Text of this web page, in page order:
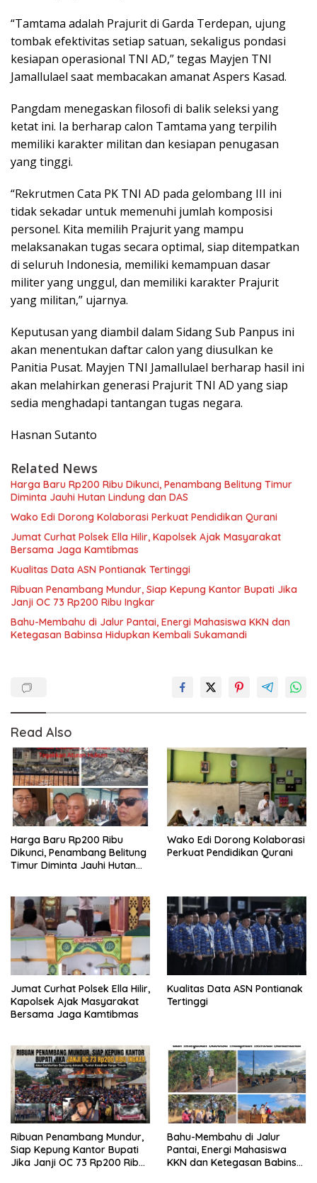
“Tamtama adalah Prajurit di Garda Terdepan, ujung
tombak efektivitas setiap satuan, sekaligus pondasi
kesiapan operasional TNI AD,” tegas Mayjen TNI
Jamallulael saat membacakan amanat Aspers Kasad.
Pangdam menegaskan filosofi di balik seleksi yang
ketat ini. Ia berharap calon Tamtama yang terpilih
memiliki karakter militan dan kesiapan penugasan
yang tinggi.
“Rekrutmen Cata PK TNI AD pada gelombang III ini
tidak sekadar untuk memenuhi jumlah komposisi
personel. Kita memilih Prajurit yang mampu
melaksanakan tugas secara optimal, siap ditempatkan
di seluruh Indonesia, memiliki kemampuan dasar
militer yang unggul, dan memiliki karakter Prajurit
yang militan,” ujarnya.
Keputusan yang diambil dalam Sidang Sub Panpus ini
akan menentukan daftar calon yang diusulkan ke
Panitia Pusat. Mayjen TNI Jamallulael berharap hasil ini
akan melahirkan generasi Prajurit TNI AD yang siap
sedia menghadapi tantangan tugas negara.
Hasnan Sutanto
Related News
Harga Baru Rp200 Ribu Dikunci, Penambang Belitung Timur
Diminta Jauhi Hutan Lindung dan DAS
Wako Edi Dorong Kolaborasi Perkuat Pendidikan Qurani
Jumat Curhat Polsek Ella Hilir, Kapolsek Ajak Masyarakat
Bersama Jaga Kamtibmas
Kualitas Data ASN Pontianak Tertinggi
Ribuan Penambang Mundur, Siap Kepung Kantor Bupati Jika
Janji OC 73 Rp200 Ribu Ingkar
Bahu-Membahu di Jalur Pantai, Energi Mahasiswa KKN dan
Ketegasan Babinsa Hidupkan Kembali Sukamandi
Read Also
Harga Baru Rp200 Ribu
Dikunci, Penambang Belitung
Timur Diminta Jauhi Hutan
Wako Edi Dorong Kolaborasi
Perkuat Pendidikan Qurani
Jumat Curhat Polsek Ella Hilir,
Kapolsek Ajak Masyarakat
Bersama Jaga Kamtibmas
Kualitas Data ASN Pontianak
Tertinggi
Ribuan Penambang Mundur,
Siap Kepung Kantor Bupati
Jika Janji OC 73 Rp200 Ribu
Bahu-Membahu di Jalur
Pantai, Energi Mahasiswa
KKN dan Ketegasan Babinsa